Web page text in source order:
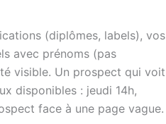
(diplômes, labels), vos
avec prénoms (pas
visible. Un prospect qui voit
disponibles : jeudi 14h,
face à une page vague.